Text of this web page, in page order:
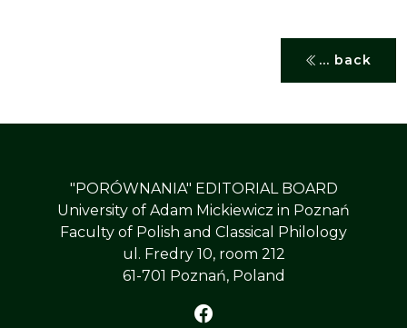
... back
"PORÓWNANIA" EDITORIAL BOARD
University of Adam Mickiewicz in Poznań
Faculty of Polish and Classical Philology
ul. Fredry 10, room 212
61-701 Poznań, Poland